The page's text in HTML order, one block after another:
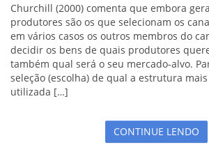
Churchill (2000) comenta que embora
produtores são os que selecionam os
em vários casos os outros membros do
decidir os bens de quais produtores
também qual será o seu mercado-alvo.
seleção (escolha) de qual a estrutura
utilizada […]
CONTINUE LENDO